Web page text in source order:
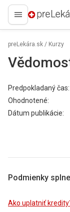
preLekára.sk
preLekára.sk / Kurzy
Predpokladaný čas:
Ohodnotené:
Dátum publikácie:
Podmienky
Ako uplatniť